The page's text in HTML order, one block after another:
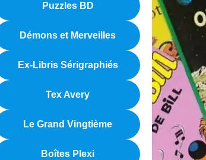
Puzzles BD
Démons et Merveilles
Ex-Libris Sérigraphiés
Tex Avery
Le Grand Vingtième
Boîtes Plexi